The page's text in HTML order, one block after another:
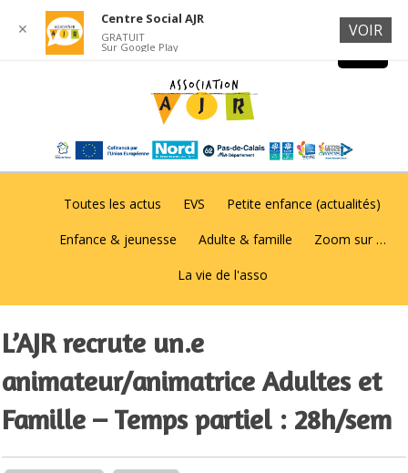
Toutes les actus EVS Petite enfance (actualités)
Enfance & jeunesse Adulte & famille Zoom sur …
La vie de l'asso
L’AJR recrute un.e
animateur/animatrice Adultes et
Famille – Temps partiel : 28h/sem
✕
Centre Social AJR
GRATUIT
Sur Google Play
VOIR